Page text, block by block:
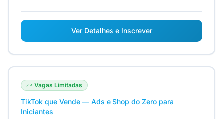
Ver Detalhes e Inscrever
Vagas Limitadas
TikTok que Vende — Ads e Shop do Zero para
Iniciantes